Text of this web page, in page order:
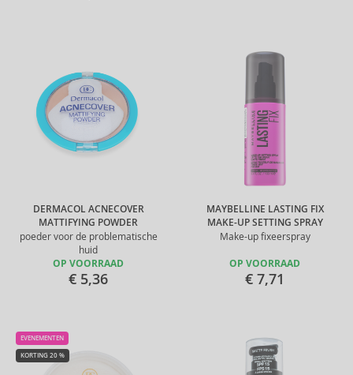
DERMACOL ACNECOVER
MATTIFYING POWDER
poeder voor de problematische
huid
OP VOORRAAD
€ 5,36
MAYBELLINE LASTING FIX
MAKE-UP SETTING SPRAY
Make-up fixeerspray
OP VOORRAAD
€ 7,71
EVENEMENTEN
KORTING 20 %